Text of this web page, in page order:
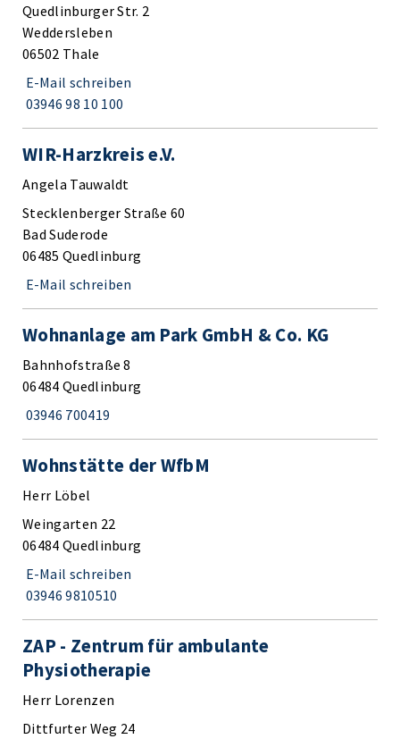
Quedlinburger Str. 2
Weddersleben
06502 Thale
E-Mail schreiben
03946 98 10 100
WIR-Harzkreis e.V.
Angela Tauwaldt
Stecklenberger Straße 60
Bad Suderode
06485 Quedlinburg
E-Mail schreiben
Wohnanlage am Park GmbH & Co. KG
Bahnhofstraße 8
06484 Quedlinburg
03946 700419
Wohnstätte der WfbM
Herr Löbel
Weingarten 22
06484 Quedlinburg
E-Mail schreiben
03946 9810510
ZAP - Zentrum für ambulante
Physiotherapie
Herr Lorenzen
Dittfurter Weg 24